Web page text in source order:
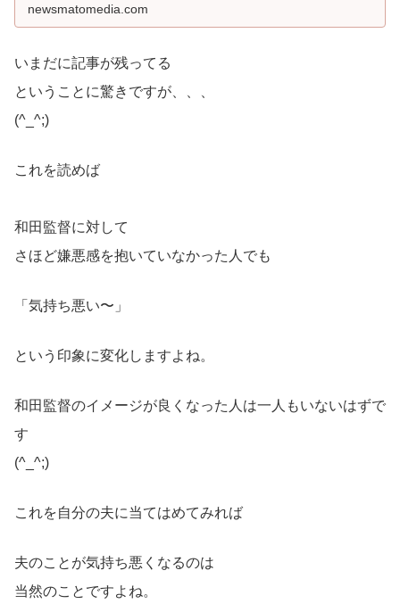
newsmatomedia.com
いまだに記事が残ってる
ということに驚きですが、、、
(^_^;)
これを読めば
和田監督に対して
さほど嫌悪感を抱いていなかった人でも
「気持ち悪い〜」
という印象に変化しますよね。
和田監督のイメージが良くなった人は一人もいないはずで
す
(^_^;)
これを自分の夫に当てはめてみれば
夫のことが気持ち悪くなるのは
当然のことですよね。